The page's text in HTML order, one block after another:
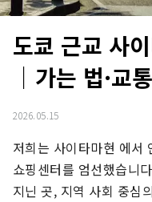
도쿄 근교 사
｜가는 법·교
2026.05.15
저희는 사이타마현 에서
쇼핑센터를 엄선했습니
지닌 곳, 지역 사회 중심